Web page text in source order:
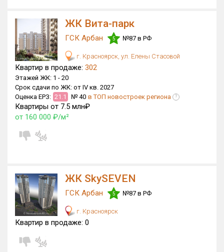
ЖК Вита-парк
ГСК Арбан 5 №87 в РФ
г. Красноярск, ул. Елены Стасовой
Квартир в продаже: 302
Этажей ЖК: 1 - 20
Срок сдачи по ЖК: от IV кв. 2027
Оценка ЕРЗ: 21.1 № 40 в ТОП новостроек региона ?
Квартиры от 7.5 млн₽
от 160 000 ₽/м²
ЖК SkySEVEN
ГСК Арбан 5 №87 в РФ
г. Красноярск
Квартир в продаже: 0